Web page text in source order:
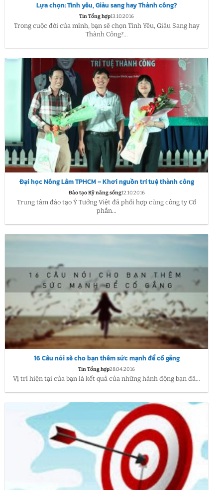
Lựa chọn: Tình yêu, Giàu sang hay Thành công?
Tin Tổng hợp13.10.2016
Trong cuộc đời của mình, bạn sẽ chọn Tình Yêu, Giàu Sang hay
Thành Công?...
Đại học Nông Lâm TPHCM – Khơi nguồn trí tuệ thành công
Đào tạo Kỹ năng sống12.10.2016
Trung tâm đào tạo Ý Tưởng Việt đã phối hợp cùng công ty Cổ
phần...
16 Câu nói sẽ cho bạn thêm sức mạnh để cố gắng
Tin Tổng hợp28.04.2016
Vị trí hiện tại của bạn là kết quả của những hành động bạn đã...